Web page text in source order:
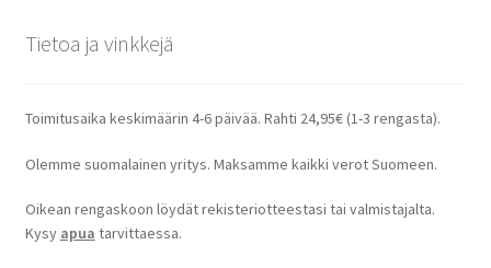
Tietoa ja vinkkejä
Toimitusaika keskimäärin 4-6 päivää. Rahti 24,95€ (1-3 rengasta).
Olemme suomalainen yritys. Maksamme kaikki verot Suomeen.
Oikean rengaskoon löydät rekisteriotteestasi tai valmistajalta.
Kysy apua tarvittaessa.